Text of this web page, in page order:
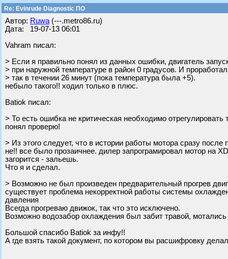
Re: Evinrude Diagnostic ПО
Автор: Ruwa (---.metro86.ru)
Дата: 19-07-13 06:01
Vahram писал:
> Если я правильно понял из данных ошибки, двигатель
> при наружной температуре в район 0 градусов. И
> так в течении 26 минут (пока температура была +5).
небыло такого!! ходил только в плюс.
Batiok писал:
> То есть ошибка не критическая необходимо отрегулировать
понял проверю!
> Из этого следует, что в истории работы мотора сразу
не!! все было прозаичнее. дилер запрограмировал мотор на
загорится - зальешь.
Что я и сделал.
> Возможно не был произведен предварительный прогрев
существует проблема некорректной работы системы
давления
Всегда прогреваю движок, так что это исключено.
Возможно водозабор охлаждения был забит травой,
Большой спасибо Batiok за инфу!!
А где взять такой документ, по котором вы расшифровку